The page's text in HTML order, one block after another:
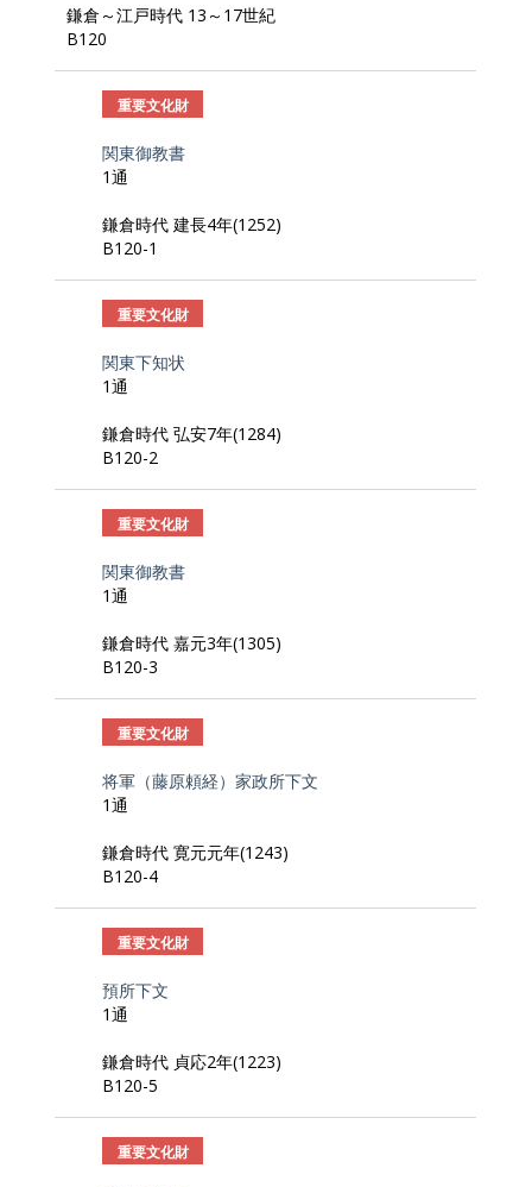
鎌倉～江戸時代 13～17世紀
B120
重要文化財
関東御教書
1通
鎌倉時代 建長4年(1252)
B120-1
重要文化財
関東下知状
1通
鎌倉時代 弘安7年(1284)
B120-2
重要文化財
関東御教書
1通
鎌倉時代 嘉元3年(1305)
B120-3
重要文化財
将軍（藤原頼経）家政所下文
1通
鎌倉時代 寛元元年(1243)
B120-4
重要文化財
預所下文
1通
鎌倉時代 貞応2年(1223)
B120-5
重要文化財